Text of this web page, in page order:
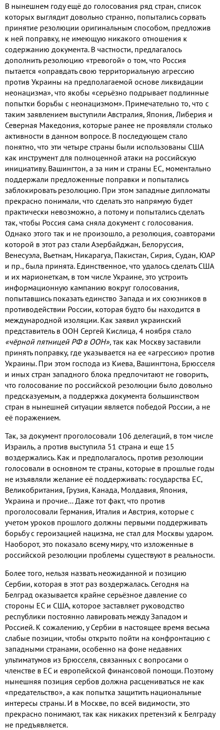
В нынешнем году ещё до голосования ряд стран, список
которых выглядит довольно странно, попытались сорвать
принятие резолюции оригинальным способом, предложив
к ней поправку, не имеющую никакого отношения к
содержанию документа. В частности, предлагалось
дополнить резолюцию «тревогой» о том, что Россия
пытается «оправдать свою территориальную агрессию
против Украины на предполагаемой основе ликвидации
неонацизма», что якобы «серьёзно подрывает подлинные
попытки борьбы с неонацизмом». Примечательно то, что с
таким заявлением выступили Австралия, Япония, Либерия и
Северная Македония, которые ранее не проявляли столько
активности в данном вопросе. В последующем стало
понятно, что эти четыре страны были использованы США
как инструмент для полноценной атаки на российскую
инициативу. Вашингтон, а за ним и страны ЕС, моментально
поддержали предложенные поправки и попытались
заблокировать резолюцию. При этом западные дипломаты
прекрасно понимали, что сделать это напрямую будет
практически невозможно, а потому и попытались сделать
так, чтобы Россия сама сняла документ с голосования.
Однако этого так и не произошло, а резолюция, соавторами
которой в этот раз стали Азербайджан, Белоруссия,
Венесуэла, Вьетнам, Никарагуа, Пакистан, Сирия, Судан, ЮАР
и пр., была принята. Единственное, что удалось сделать США
и их марионеткам, в том числе Украине, это устроить
информационную кампанию вокруг голосования,
попытавшись показать единство Запада и их союзников в
противодействии России, которая будто бы находится в
международной изоляции. Как заявил украинский
представитель в ООН Сергей Кислица, 4 ноября стало
«чёрной пятницей РФ в ООН», так как Москву заставили
принять поправку, где указывается на ее «агрессию» против
Украины. При этом господа из Киева, Вашингтона, Брюсселя
и иных стран западного блока предпочитают не говорить,
что голосование по российской резолюции было довольно
предсказуемым, а поддержка документа большинством
стран в нынешней ситуации является победой России, а не
её поражением.
Так, за документ проголосовали 106 делегаций, в том числе
Израиль, а против выступила 51 страна и еще 15
воздержались. Как и предполагалось, против резолюции
голосовали в основном те страны, которые в прошлые годы
не изъявляли желание её поддерживать: государства ЕС,
Великобритания, Грузия, Канада, Молдавия, Япония,
Украина и прочие… Даже тот факт, что против
проголосовали Германия, Италия и Австрия, которые с
учетом уроков прошлого должны первыми поддерживать
борьбу с героизацией нацизма, не стал для Москвы ударом.
Наоборот, это показало всему миру, что изложенные в
российской резолюции проблемы существуют в реальности.
Более того, нельзя назвать неожиданной и позицию
Сербии, которая в этот раз воздержалась. Сегодня на
Белград оказывается крайне серьёзное давление со
стороны ЕС и США, которое заставляет руководство
республики постоянно лавировать между Западом и
Россией. К сожалению, у Сербии в настоящее время весьма
слабые позиции, чтобы открыто пойти на конфронтацию с
западными странами, особенно на фоне недавних
ультиматумов из Брюсселя, связанных с вопросами о
членстве в ЕС и европейской финансовой помощи. Поэтому
нынешняя позиция сербов должна расцениваться не как
«предательство», а как попытка защитить национальные
интересы страны. И в Москве, по всей видимости, это
прекрасно понимают, так как никаких претензий к Белграду
не предъявляется.